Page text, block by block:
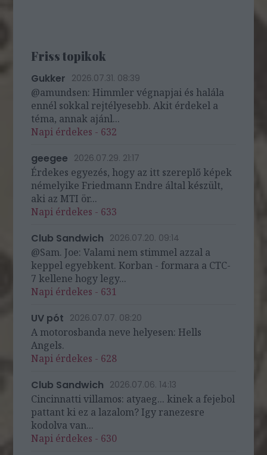
Friss topikok
Gukker 2026.07.31. 08:39
@amundsen: Himmler végnapjai és halála
ennél sokkal rejtélyesebb. Akit érdekel a
téma, annak ajánl...
Napi érdekes - 632
geegee 2026.07.29. 21:17
Érdekes egyezés, hogy az itt szereplő képek
némelyike Friedmann Endre által készült,
aki az MTI ör...
Napi érdekes - 633
Club Sandwich 2026.07.20. 09:14
@Sam. Joe: Valami nem stimmel azzal a
keppel egyebkent. Korban - formara a CTC-
7 kellene hogy legy...
Napi érdekes - 631
UV pót 2026.07.07. 08:20
A motorosbanda neve helyesen: Hells
Angels.
Napi érdekes - 628
Club Sandwich 2026.07.06. 14:13
Cincinnatti villamos: atyaeg... kinek a fejebol
pattant ki ez a lazalom? Igy ranezesre
kodolva van...
Napi érdekes - 630